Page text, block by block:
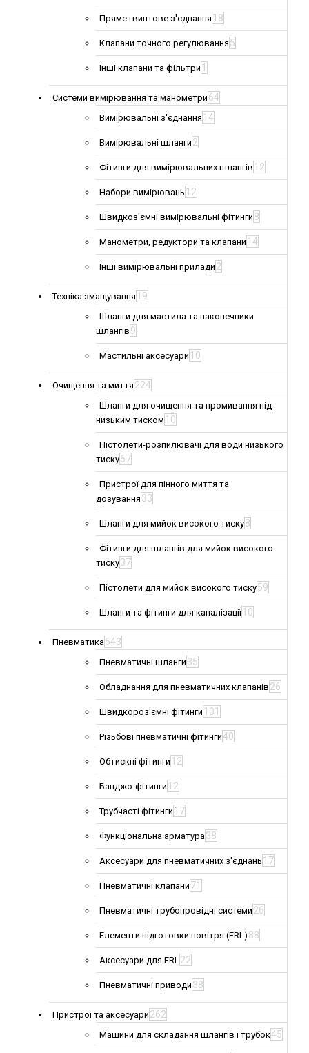
Пряме гвинтове з'єднання 18
Клапани точного регулювання 5
Інші клапани та фільтри 1
Системи вимірювання та манометри 64
Вимірювальні з'єднання 14
Вимірювальні шланги 2
Фітинги для вимірювальних шлангів 12
Набори вимірювань 12
Швидкоз'ємні вимірювальні фітинги 8
Манометри, редуктори та клапани 14
Інші вимірювальні прилади 2
Техніка змащування 19
Шланги для мастила та наконечники
шлангів 9
Мастильні аксесуари 10
Очищення та миття 224
Шланги для очищення та промивання під
низьким тиском 10
Пістолети-розпилювачі для води низького
тиску67
Пристрої для пінного миття та
дозування 33
Шланги для мийок високого тиску8
Фітинги для шлангів для мийок високого
тиску37
Пістолети для мийок високого тиску59
Шланги та фітинги для каналізації 10
Пневматика543
Пневматичні шланги 35
Обладнання для пневматичних клапанів 26
Швидкороз'ємні фітинги 101
Різьбові пневматичні фітинги40
Обтискні фітинги 12
Банджо-фітинги 12
Трубчасті фітинги 17
Функціональна арматура38
Аксесуари для пневматичних з'єднань 17
Пневматичні клапани 71
Пневматичні трубопровідні системи 26
Елементи підготовки повітря (FRL) 88
Аксесуари для FRL22
Пневматичні приводи 38
Пристрої та аксесуари 262
Машини для складання шлангів і трубок45